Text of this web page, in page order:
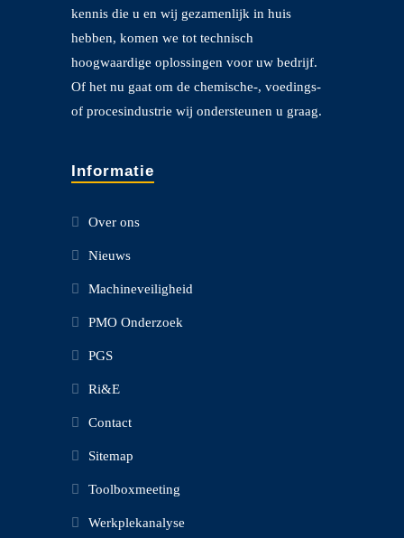
kennis die u en wij gezamenlijk in huis
hebben, komen we tot technisch
hoogwaardige oplossingen voor uw bedrijf.
Of het nu gaat om de chemische-, voedings-
of procesindustrie wij ondersteunen u graag.
Informatie
Over ons
Nieuws
Machineveiligheid
PMO Onderzoek
PGS
Ri&E
Contact
Sitemap
Toolboxmeeting
Werkplekanalyse